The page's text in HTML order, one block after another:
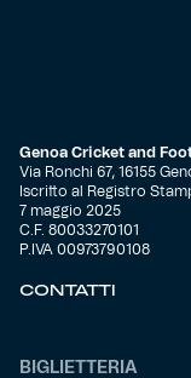
Genoa Cricket and
Via Ronchi 67, 16155
Iscritto al Registro
7 maggio 2025
C.F. 80033270101
P.IVA 00973790108
CONTATTI
BIGLIETTERIA